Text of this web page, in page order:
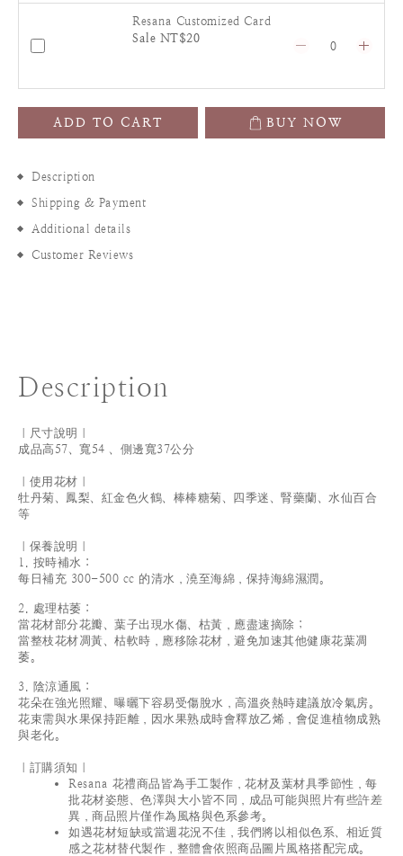
Resana Customized Card
Sale NT$20
ADD TO CART BUY NOW
Description
Shipping & Payment
Additional details
Customer Reviews
Description
｜尺寸說明｜
成品高57、寬54 、側邊寬37公分
｜使用花材｜
牡丹菊、鳳梨、紅金色火鶴、棒棒糖菊、四季迷、腎藥蘭、水仙百合
等
｜保養說明｜
1. 按時補水：
每日補充 300-500 cc 的清水，澆至海綿，保持海綿濕潤。
2. 處理枯萎：
當花材部分花瓣、葉子出現水傷、枯黃，應盡速摘除；
當整枝花材凋黃、枯軟時，應移除花材，避免加速其他健康花葉凋
萎。
3. 陰涼通風：
花朵在強光照耀、曝曬下容易受傷脫水，高溫炎熱時建議放冷氣房。
花束需與水果保持距離，因水果熟成時會釋放乙烯，會促進植物成熟
與老化。
｜訂購須知｜
Resana 花禮商品皆為手工製作，花材及葉材具季節性，每
批花材姿態、色澤與大小皆不同，成品可能與照片有些許差
異，商品照片僅作為風格與色系參考。
如遇花材短缺或當週花況不佳，我們將以相似色系、相近質
感之花材替代製作，整體會依照商品圖片風格搭配完成。